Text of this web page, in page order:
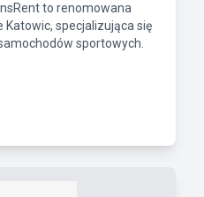
to renomowana
Katowic, specjalizująca się
sportowych.